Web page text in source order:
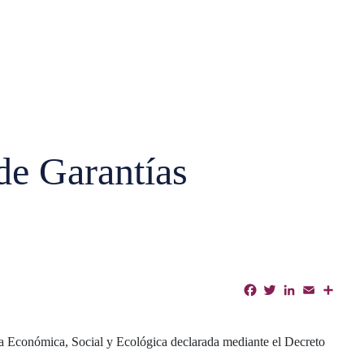
Garantías
Facebook
TwitterLinkedIn
Email
Económica, Social y Ecológica declarada mediante el Decreto